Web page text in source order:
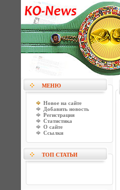
МЕНЮ
Новое на сайте
Добавить новость
Регистрация
Статистика
О сайте
Ссылки
ТОП СТАТЬИ